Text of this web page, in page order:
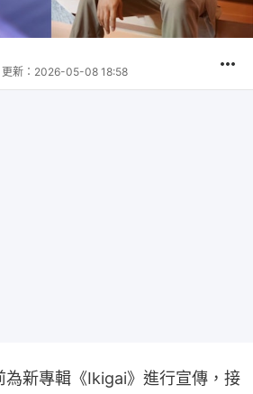
更新： 2026-05-08 18:58
為新專輯《Ikigai》進行宣傳，接